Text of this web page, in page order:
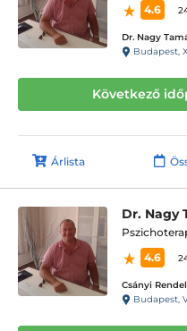
4.6
Budapest, XIII.
Következő
Árlista
Dr. Nagy
4.6
Csányi
Budapest,